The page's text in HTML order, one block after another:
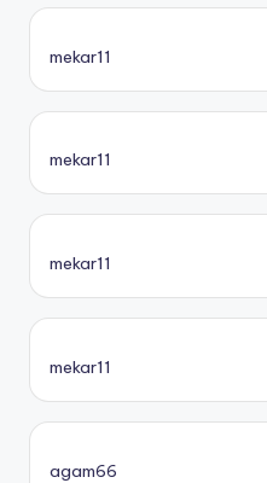
mekar11
mekar11
mekar11
mekar11
agam66